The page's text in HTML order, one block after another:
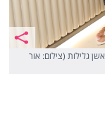
גלילות (צילום: אור